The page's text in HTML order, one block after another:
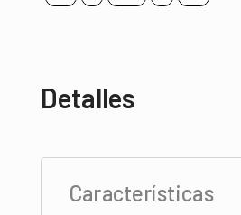
Detalles
Características